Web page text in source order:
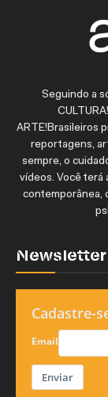
Seguindo a
ARTE!Brasileiros
reportagens,
sempre, o
vídeos. Você terá
contemporânea,
Newsletter
Cadastre-
Email
Enviar